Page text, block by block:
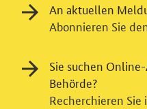
Wir bitten Sie an dieser
verschiedene
datenschutzfreundlicher
unsere
können Sie in die
An aktuellen
Abonnieren Sie
Sie suchen
Behörde?
Recherchieren Sie